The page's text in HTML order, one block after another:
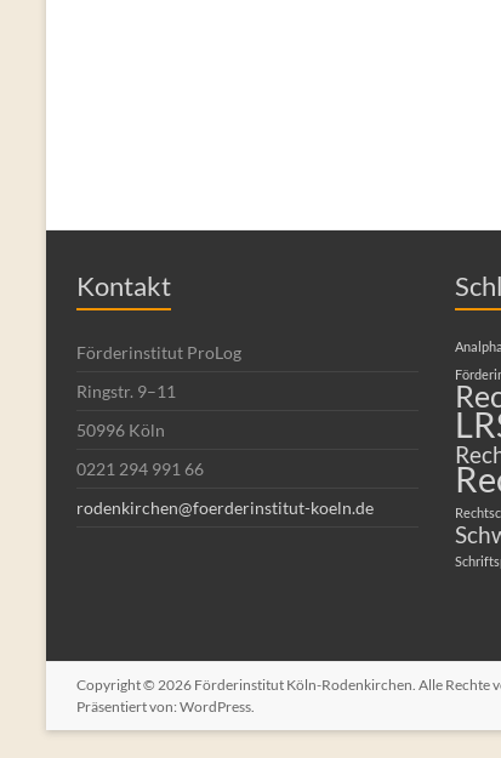
Kontakt
Förderinstitut ProLog
Ringstr. 9–11
50996 Köln
0221 294 991 66
rodenkirchen@foerderinstitut-koeln.de
Copyright © 2026 Förderinstitut Köln-Rodenkirchen. Alle Rechte
Präsentiert von: WordPress.